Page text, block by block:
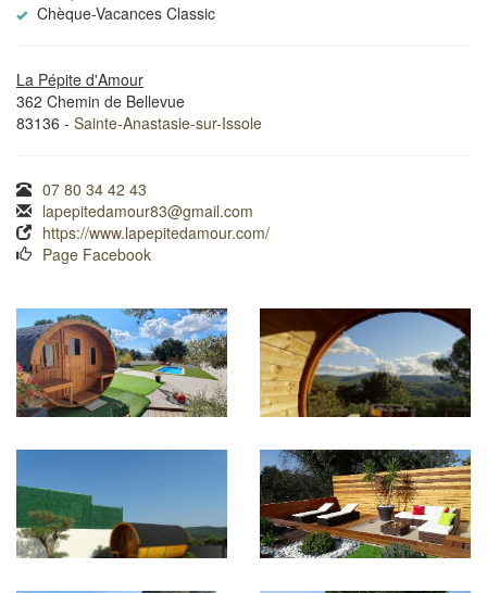
Chèque-Vacances Classic
La Pépite d'Amour
362 Chemin de Bellevue
83136 - Sainte-Anastasie-sur-Issole
07 80 34 42 43
lapepitedamour83@gmail.com
https://www.lapepitedamour.com/
Page Facebook